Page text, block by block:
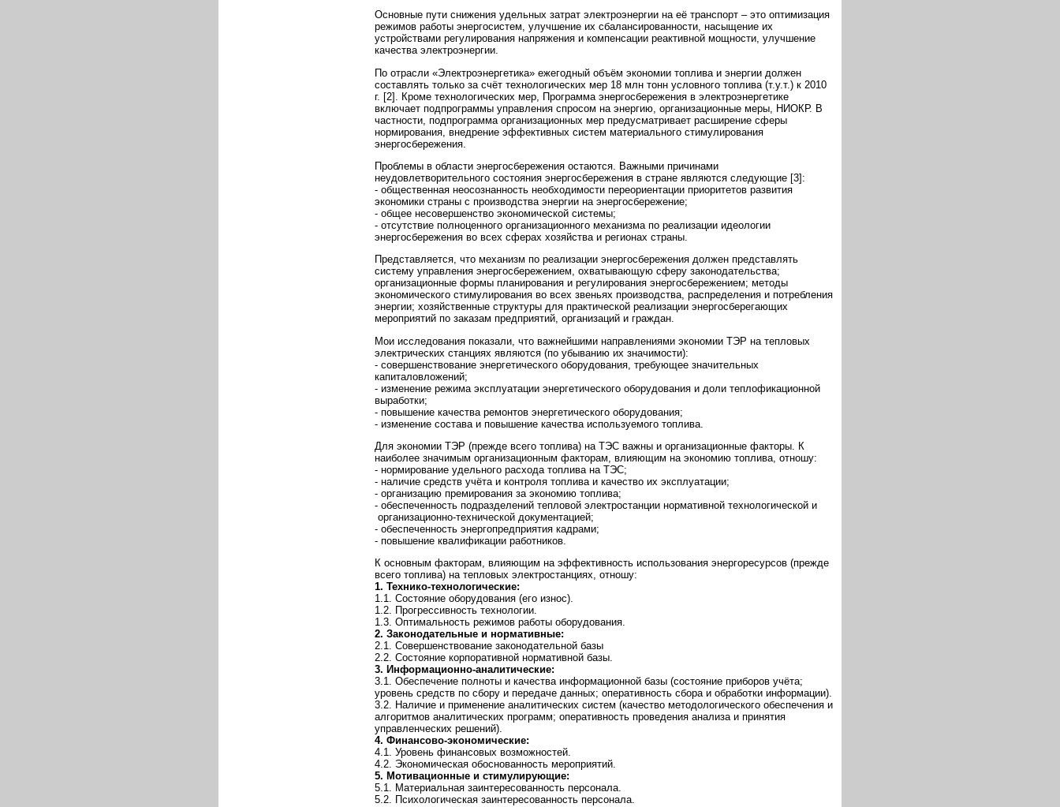
Основные пути снижения удельных затрат электроэнергии на её транспорт – это оптимизация
режимов работы энергосистем, улучшение их сбалансированности, насыщение их
устройствами регулирования напряжения и компенсации реактивной мощности, улучшение
качества электроэнергии.
По отрасли «Электроэнергетика» ежегодный объём экономии топлива и энергии должен
составлять только за счёт технологических мер 18 млн тонн условного топлива (т.у.т.) к 2010
г. [2]. Кроме технологических мер, Программа энергосбережения в электроэнергетике
включает подпрограммы управления спросом на энергию, организационные меры, НИОКР. В
частности, подпрограмма организационных мер предусматривает расширение сферы
нормирования, внедрение эффективных систем материального стимулирования
энергосбережения.
Проблемы в области энергосбережения остаются. Важными причинами
неудовлетворительного состояния энергосбережения в стране являются следующие [3]:
- общественная неосознанность необходимости переориентации приоритетов развития
экономики страны с производства энергии на энергосбережение;
- общее несовершенство экономической системы;
- отсутствие полноценного организационного механизма по реализации идеологии
энергосбережения во всех сферах хозяйства и регионах страны.
Представляется, что механизм по реализации энергосбережения должен представлять
систему управления энергосбережением, охватывающую сферу законодательства;
организационные формы планирования и регулирования энергосбережением; методы
экономического стимулирования во всех звеньях производства, распределения и потребления
энергии; хозяйственные структуры для практической реализации энергосберегающих
мероприятий по заказам предприятий, организаций и граждан.
Мои исследования показали, что важнейшими направлениями экономии ТЭР на тепловых
электрических станциях являются (по убыванию их значимости):
- совершенствование энергетического оборудования, требующее значительных
капиталовложений;
- изменение режима эксплуатации энергетического оборудования и доли теплофикационной
выработки;
- повышение качества ремонтов энергетического оборудования;
- изменение состава и повышение качества используемого топлива.
Для экономии ТЭР (прежде всего топлива) на ТЭС важны и организационные факторы. К
наиболее значимым организационным факторам, влияющим на экономию топлива, отношу:
- нормирование удельного расхода топлива на ТЭС;
- наличие средств учёта и контроля топлива и качество их эксплуатации;
- организацию премирования за экономию топлива;
- обеспеченность подразделений тепловой электростанции нормативной технологической и
организационно-технической документацией;
- обеспеченность энергопредприятия кадрами;
- повышение квалификации работников.
К основным факторам, влияющим на эффективность использования энергоресурсов (прежде
всего топлива) на тепловых электростанциях, отношу:
1. Технико-технологические:
1.1. Состояние оборудования (его износ).
1.2. Прогрессивность технологии.
1.3. Оптимальность режимов работы оборудования.
2. Законодательные и нормативные:
2.1. Совершенствование законодательной базы
2.2. Состояние корпоративной нормативной базы.
3. Информационно-аналитические:
3.1. Обеспечение полноты и качества информационной базы (состояние приборов учёта;
уровень средств по сбору и передаче данных; оперативность сбора и обработки информации).
3.2. Наличие и применение аналитических систем (качество методологического обеспечения и
алгоритмов аналитических программ; оперативность проведения анализа и принятия
управленческих решений).
4. Финансово-экономические:
4.1. Уровень финансовых возможностей.
4.2. Экономическая обоснованность мероприятий.
5. Мотивационные и стимулирующие:
5.1. Материальная заинтересованность персонала.
5.2. Психологическая заинтересованность персонала.